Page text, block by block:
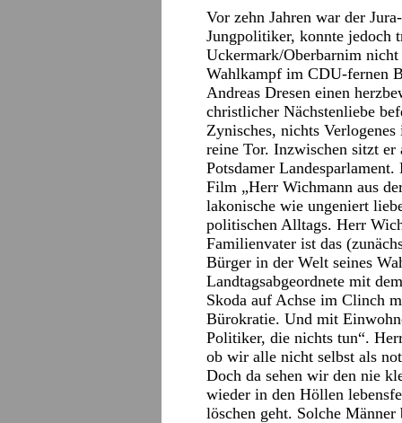
Vor zehn Jahren war der
Jungpolitiker, konnte jedoch
Uckermark/Oberbarnim
Wahlkampf im CDU-fernen
Andreas Dresen einen
christlicher Nächstenliebe
Zynisches, nichts
reine Tor. Inzwischen sitzt
Potsdamer
Film „Herr Wichmann aus
lakonische wie ungeniert
politischen Alltags. Herr
Familienvater ist das
Bürger in der Welt seines
Landtagsabgeordnete mit
Skoda auf Achse im Clinch
Bürokratie. Und mit
Politiker, die nichts tun“.
ob wir alle nicht selbst als
Doch da sehen wir den nie
wieder in den Höllen
löschen geht. Solche